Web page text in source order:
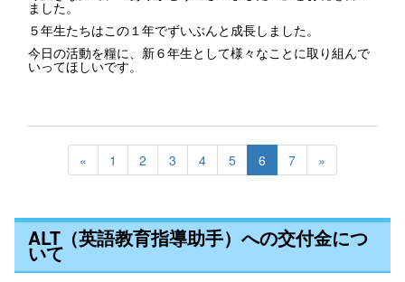
ました。
５年生たちはこの１年でずいぶんと成長しました。
今日の活動を糧に、新６年生として様々なことに取り組んで
いってほしいです。
« 1 2 3 4 5 6 7 »
ALT（英語教育指導助手）への交付金につ
いて